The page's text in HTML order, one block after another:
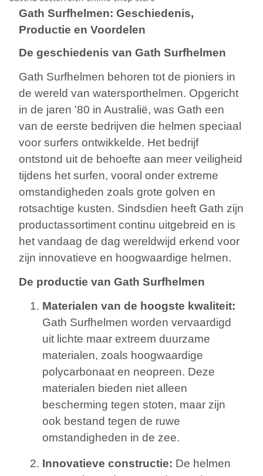
Gath Surfhelmen: Geschiedenis,
Productie en Voordelen
De geschiedenis van Gath Surfhelmen
Gath Surfhelmen behoren tot de pioniers in
de wereld van watersporthelmen. Opgericht
in de jaren '80 in Australië, was Gath een
van de eerste bedrijven die helmen speciaal
voor surfers ontwikkelde. Het bedrijf
ontstond uit de behoefte aan meer veiligheid
tijdens het surfen, vooral onder extreme
omstandigheden zoals grote golven en
rotsachtige kusten. Sindsdien heeft Gath zijn
productassortiment continu uitgebreid en is
het vandaag de dag wereldwijd erkend voor
zijn innovatieve en hoogwaardige helmen.
De productie van Gath Surfhelmen
Materialen van de hoogste kwaliteit:
Gath Surfhelmen worden vervaardigd
uit lichte maar extreem duurzame
materialen, zoals hoogwaardige
polycarbonaat en neopreen. Deze
materialen bieden niet alleen
bescherming tegen stoten, maar zijn
ook bestand tegen de ruwe
omstandigheden in de zee.
Innovatieve constructie: De helmen